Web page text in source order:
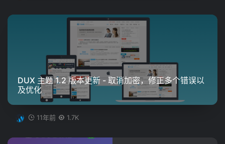
DUX 主题 1.2 版本更新 - 取消加密，修正多个错误以
及优化
11年前 1.7K